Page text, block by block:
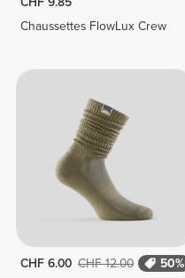
Chaussettes FlowLux Crew
CHF 6.00 CHF 12.00
50%